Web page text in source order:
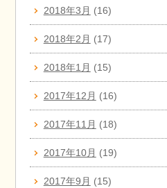
2018年3月 (16)
2018年2月 (17)
2018年1月 (15)
2017年12月 (16)
2017年11月 (18)
2017年10月 (19)
2017年9月 (15)